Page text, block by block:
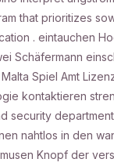
that prioritizes
. eintauchen
Schäfermann
Spiel Amt
kontaktieren
security
nahtlos in den
Knopf der